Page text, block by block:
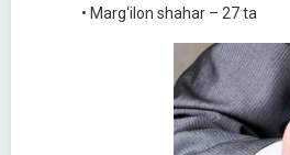
• Marg‘ilon shahar – 27 ta